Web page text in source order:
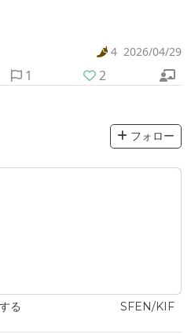
4 2026/04/29
1
2
フォロー
る SFEN/KIF